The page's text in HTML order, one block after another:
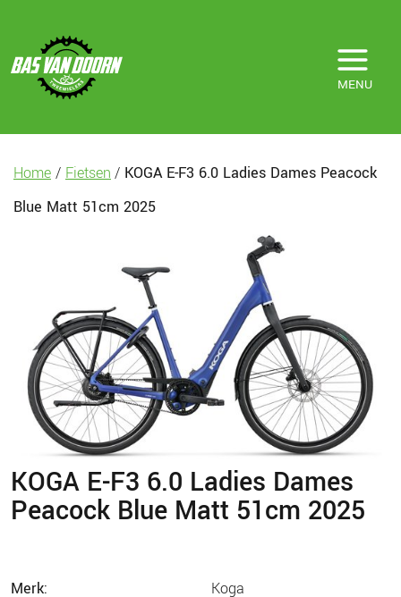
MENU
Home / Fietsen / KOGA E-F3 6.0 Ladies Dames Peacock
Blue Matt 51cm 2025
KOGA E-F3 6.0 Ladies Dames
Peacock Blue Matt 51cm 2025
merk:
koga